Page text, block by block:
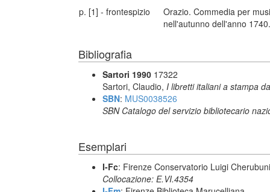
p. [1] - frontespizio
Orazio. Commedia per
nell'autunno dell'anno
Bibliografia
Sartori 1990 17322
Sartori, Claudio, I libretti italiani a stampa
SBN: MUS0038526
SBN Catalogo del servizio bibliotecario
Esemplari
I-Fc: Firenze Conservatorio Luigi Cherubuni
Collocazione: E.VI.4354